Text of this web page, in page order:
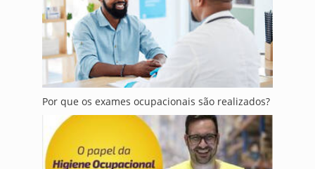
Por que os exames ocupacionais são realizados?